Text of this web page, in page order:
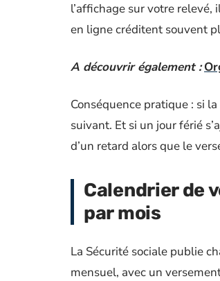
l’affichage sur votre relevé,
en ligne créditent souvent
A découvrir également :
Conséquence pratique : si
suivant. Et si un jour férié
d’un retard alors que le
Calendrier de
par mois
La Sécurité sociale publie
mensuel, avec un